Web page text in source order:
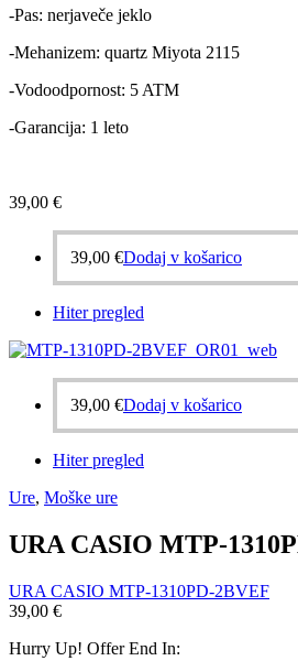
-Pas: nerjaveče jeklo
-Mehanizem: quartz Miyota 2115
-Vodoodpornost: 5 ATM
-Garancija: 1 leto
39,00 €
39,00 €Dodaj v košarico
Hiter pregled
39,00 €Dodaj v košarico
Hiter pregled
Ure, Moške ure
URA CASIO MTP-
URA CASIO MTP-1310PD-2BVEF
39,00 €
Hurry Up! Offer End In: